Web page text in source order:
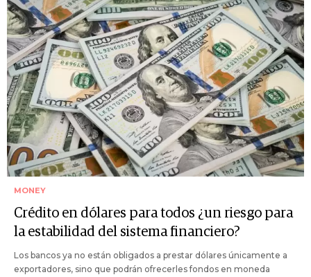
MONEY
Crédito en dólares para todos ¿un riesgo para
la estabilidad del sistema financiero?
Los bancos ya no están obligados a prestar dólares únicamente a
exportadores, sino que podrán ofrecerles fondos en moneda